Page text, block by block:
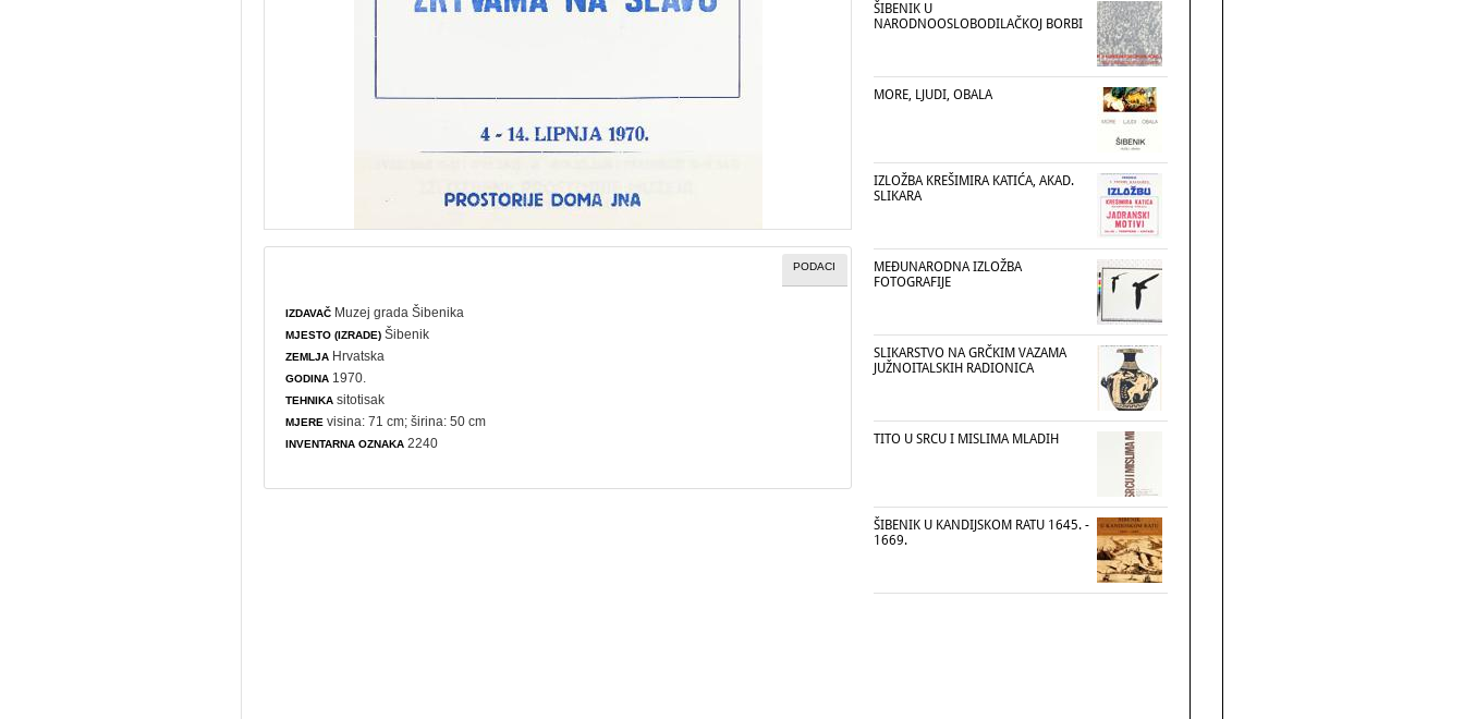
PODACI
IZDAVAČ Muzej grada Šibenika
MJESTO (IZRADE) Šibenik
ZEMLJA Hrvatska
GODINA 1970.
TEHNIKA sitotisak
MJERE visina: 71 cm; širina: 50 cm
INVENTARNA OZNAKA 2240
ŠIBENIK U
NARODNOOSLOBODILAČKOJ BORBI
MORE, LJUDI, OBALA
IZLOŽBA KREŠIMIRA KATIĆA, AKAD.
SLIKARA
MEĐUNARODNA IZLOŽBA
FOTOGRAFIJE
SLIKARSTVO NA GRČKIM VAZAMA
JUŽNOITALSKIH RADIONICA
TITO U SRCU I MISLIMA MLADIH
ŠIBENIK U KANDIJSKOM RATU 1645. -
1669.